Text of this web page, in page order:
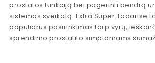
prostatos funkciją bei pagerinti bendrą
sistemos sveikatą. Extra Super Tadarise
populiarus pasirinkimas tarp vyrų,
sprendimo prostatito simptomams